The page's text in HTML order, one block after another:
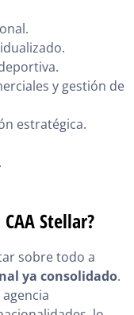
y gestión de
estratégica.
Stellar?
sobre todo a
ya consolidado.